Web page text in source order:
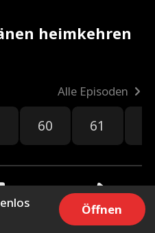
heimkehren
Alle Episoden
60 61
Teilen
Öffnen